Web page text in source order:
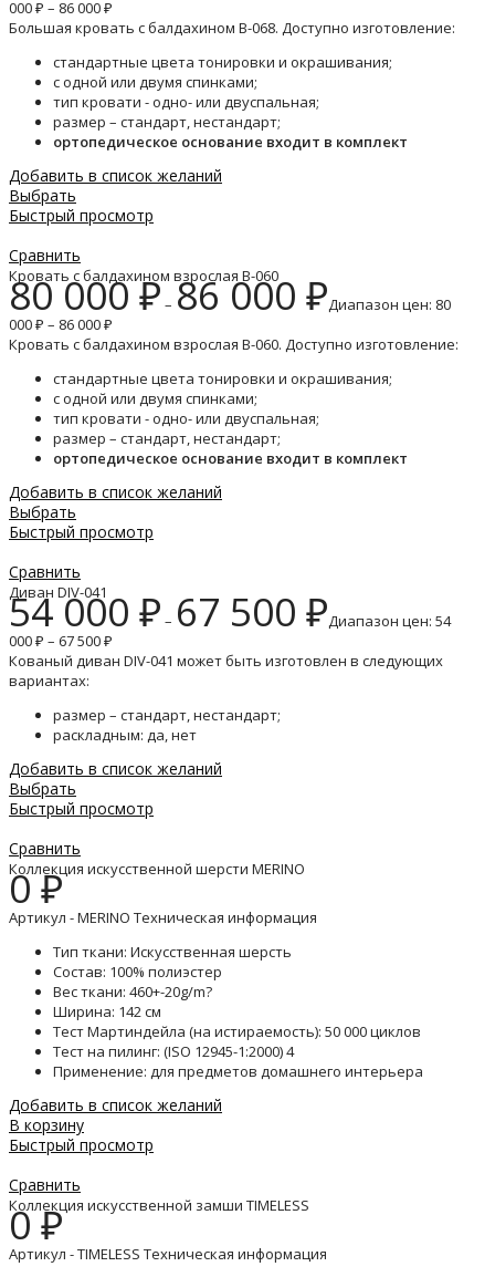
000 ₽ – 86 000 ₽
Большая кровать с балдахином B-068. Доступно изготовление:
стандартные цвета тонировки и окрашивания;
с одной или двумя спинками;
тип кровати - одно- или двуспальная;
размер – стандарт, нестандарт;
ортопедическое основание входит в комплект
Добавить в список желаний
Выбрать
Быстрый просмотр
Сравнить
Кровать с балдахином взрослая B-060
80 000₽– 86 000 ₽Диапазон цен: 80
000 ₽ – 86 000 ₽
Кровать с балдахином взрослая B-060. Доступно изготовление:
стандартные цвета тонировки и окрашивания;
с одной или двумя спинками;
тип кровати - одно- или двуспальная;
размер – стандарт, нестандарт;
ортопедическое основание входит в комплект
Добавить в список желаний
Выбрать
Быстрый просмотр
Сравнить
Диван DIV-041
54 000 ₽ – 67 500 ₽Диапазон цен: 54
000 ₽ – 67 500 ₽
Кованый диван DIV-041 может быть изготовлен в следующих
вариантах:
размер – стандарт, нестандарт;
раскладным: да, нет
Добавить в список желаний
Выбрать
Быстрый просмотр
Сравнить
Коллекция искусственной шерсти MERINO
0₽
Артикул - MERINO Техническая информация
Тип ткани: Искусственная шерсть
Состав: 100% полиэстер
Вес ткани: 460+-20g/m?
Ширина: 142 см
Тест Мартиндейла (на истираемость): 50 000 циклов
Тест на пилинг: (ISO 12945-1:2000) 4
Применение: для предметов домашнего интерьера
Добавить в список желаний
В корзину
Быстрый просмотр
Сравнить
Коллекция искусственной замши TIMELESS
0₽
Артикул - TIMELESS Техническая информация